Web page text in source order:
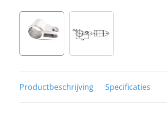
Productbeschrijving Specificaties